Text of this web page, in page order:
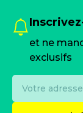
et ne
exclusifs